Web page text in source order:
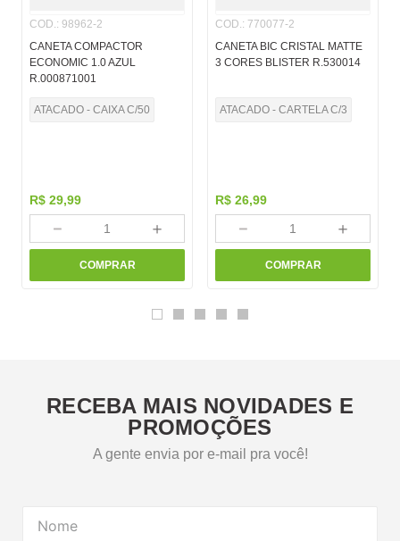
COD.: 98962-2
CANETA COMPACTOR
ECONOMIC 1.0 AZUL
R.000871001
ATACADO - CAIXA C/50
R$ 29,99
＋
－
COMPRAR
COD.: 770077-2
CANETA BIC CRISTAL MATTE
3 CORES BLISTER R.530014
ATACADO - CARTELA C/3
R$ 26,99
＋
－
COMPRAR
RECEBA MAIS NOVIDADES E
PROMOÇÕES
A gente envia por e-mail pra você!